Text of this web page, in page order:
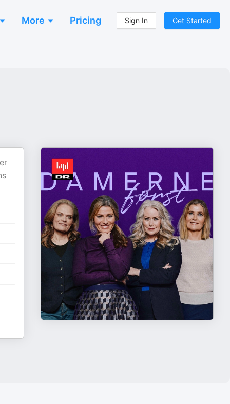
More Pricing Sign In Get Started